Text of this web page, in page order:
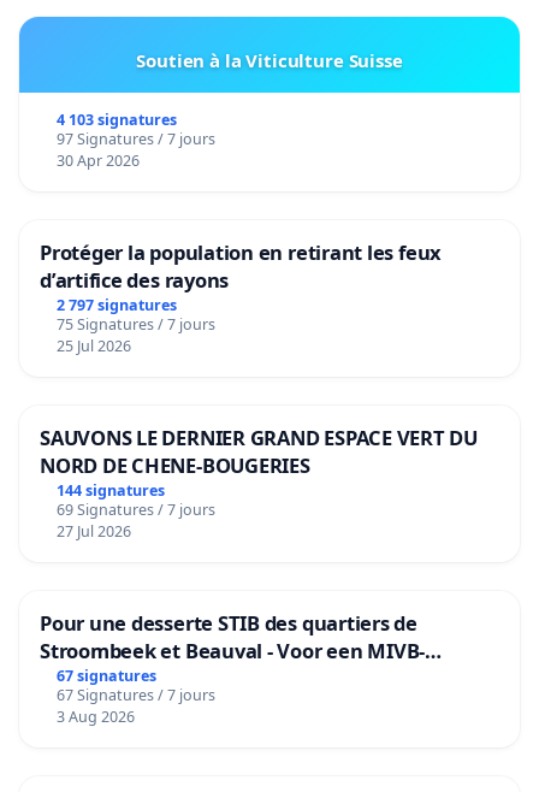
Soutien à la Viticulture Suisse
4 103 signatures
97 Signatures / 7 jours
30 Apr 2026
Protéger la population en retirant les feux
d’artifice des rayons
2 797 signatures
75 Signatures / 7 jours
25 Jul 2026
SAUVONS LE DERNIER GRAND ESPACE VERT DU
NORD DE CHENE-BOUGERIES
144 signatures
69 Signatures / 7 jours
27 Jul 2026
Pour une desserte STIB des quartiers de
Stroombeek et Beauval - Voor een MIVB-
bediening van de wijken Strombeek en Het
Voor
67 signatures
67 Signatures / 7 jours
3 Aug 2026